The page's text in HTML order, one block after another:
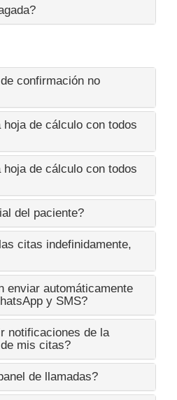
confirmación no
hoja de cálculo con todos
hoja de cálculo con todos
del paciente?
citas indefinidamente,
enviar automáticamente
y SMS?
notificaciones de la
mis citas?
de llamadas?